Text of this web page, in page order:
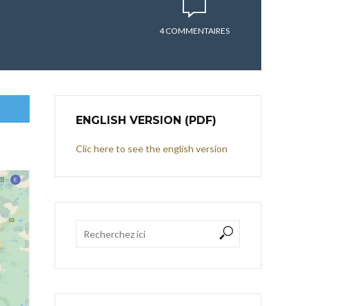
4 COMMENTAIRES
ENGLISH VERSION (PDF)
Clic here to see the english version